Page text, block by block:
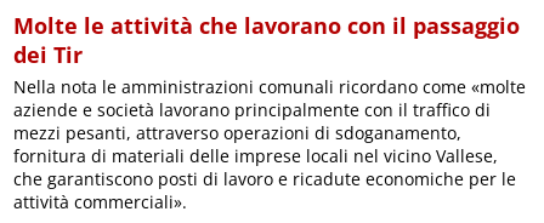
Molte le attività che lavorano con il passaggio
dei Tir
Nella nota le amministrazioni comunali ricordano come «molte
aziende e società lavorano principalmente con il traffico di
mezzi pesanti, attraverso operazioni di sdoganamento,
fornitura di materiali delle imprese locali nel vicino Vallese,
che garantiscono posti di lavoro e ricadute economiche per le
attività commerciali».